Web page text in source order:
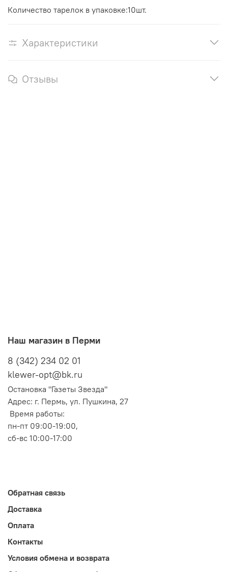
Количество тарелок в упаковке:10шт.
Характеристики
Отзывы
Наш магазин в Перми
8 (342) 234 02 01
klewer-opt@bk.ru
Остановка "Газеты Звезда"
Адрес: г. Пермь, ул. Пушкина, 27
Время работы:
пн-пт 09:00-19:00,
сб-вс 10:00-17:00
Обратная связь
Доставка
Оплата
Контакты
Условия обмена и возврата